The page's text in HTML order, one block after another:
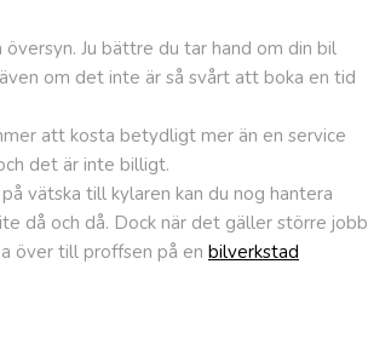
Ju bättre du tar hand om din bil
om det inte är så svårt att boka en tid
att kosta betydligt mer än en service
det är inte billigt.
vätska till kylaren kan du nog hantera
då och då. Dock när det gäller större jobb
över till proffsen på en bilverkstad